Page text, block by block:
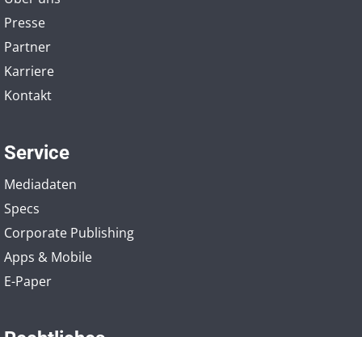
Presse
Partner
Karriere
Kontakt
Service
Mediadaten
Specs
Corporate Publishing
Apps & Mobile
E-Paper